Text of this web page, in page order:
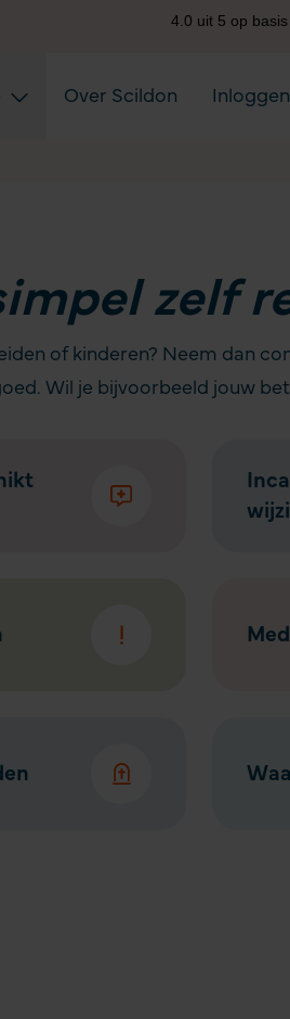
Over Scildon Inloggen
zelf
of kinderen? Neem dan
Wil je bijvoorbeeld jouw